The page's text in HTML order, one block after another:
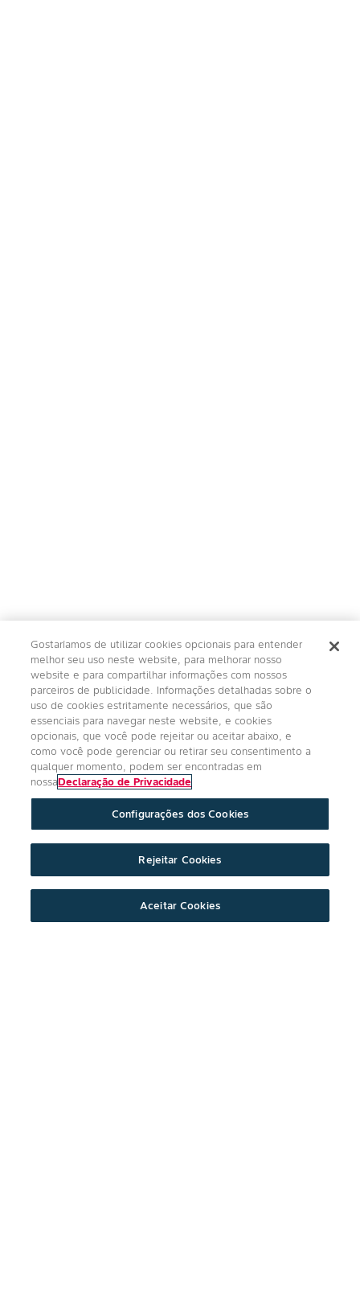
Gostaríamos de utilizar cookies opcionais para entender
melhor seu uso neste website, para melhorar nosso
website e para compartilhar informações com nossos
parceiros de publicidade. Informações detalhadas sobre o
uso de cookies estritamente necessários, que são
essenciais para navegar neste website, e cookies
opcionais, que você pode rejeitar ou aceitar abaixo, e
como você pode gerenciar ou retirar seu consentimento a
qualquer momento, podem ser encontradas em
nossaDeclaração de Privacidade
Configurações dos Cookies
Rejeitar Cookies
Aceitar Cookies